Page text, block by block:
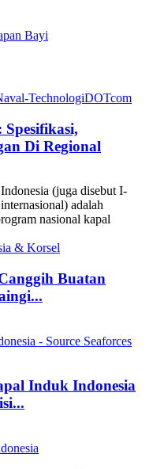
Di Regional
(juga disebut I-
adalah
nasional kapal
Buatan
Induk Indonesia